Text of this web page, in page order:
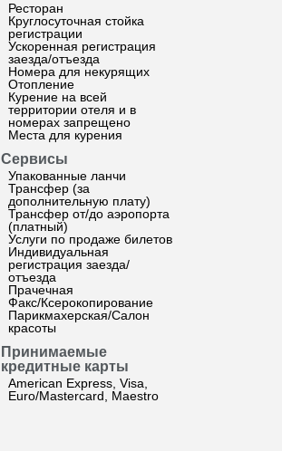
Ресторан
Круглосуточная стойка
регистрации
Ускоренная регистрация
заезда/отъезда
Номера для некурящих
Отопление
Курение на всей
территории отеля и в
номерах запрещено
Места для курения
Сервисы
Упакованные ланчи
Трансфер (за
дополнительную плату)
Трансфер от/до аэропорта
(платный)
Услуги по продаже билетов
Индивидуальная
регистрация заезда/
отъезда
Прачечная
Факс/Ксерокопирование
Парикмахерская/Салон
красоты
Принимаемые
кредитные карты
American Express, Visa,
Euro/Mastercard, Maestro